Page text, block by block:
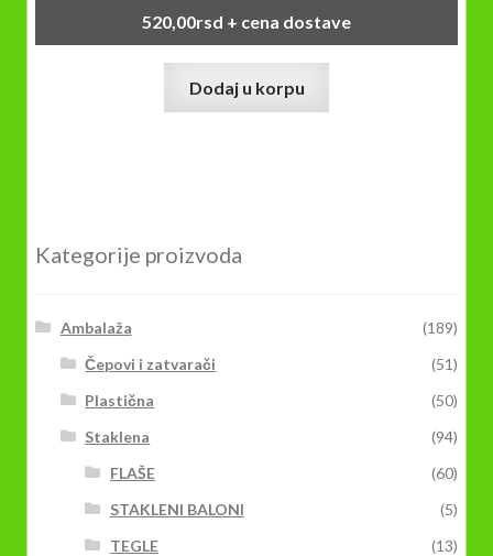
520,00rsd + cena dostave
Dodaj u korpu
Kategorije proizvoda
Ambalaža
(189)
Čepovi i zatvarači
(51)
Plastična
(50)
Staklena
(94)
FLAŠE
(60)
STAKLENI BALONI
(5)
TEGLE
(13)